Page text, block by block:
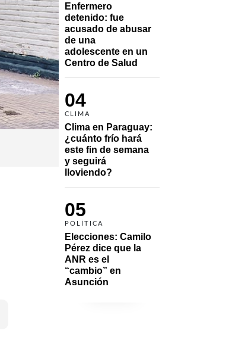
Enfermero
detenido: fue
acusado de abusar
de una
adolescente en un
Centro de Salud
04
CLIMA
Clima en Paraguay:
¿cuánto frío hará
este fin de semana
y seguirá
lloviendo?
05
POLÍTICA
Elecciones: Camilo
Pérez dice que la
ANR es el
“cambio” en
Asunción